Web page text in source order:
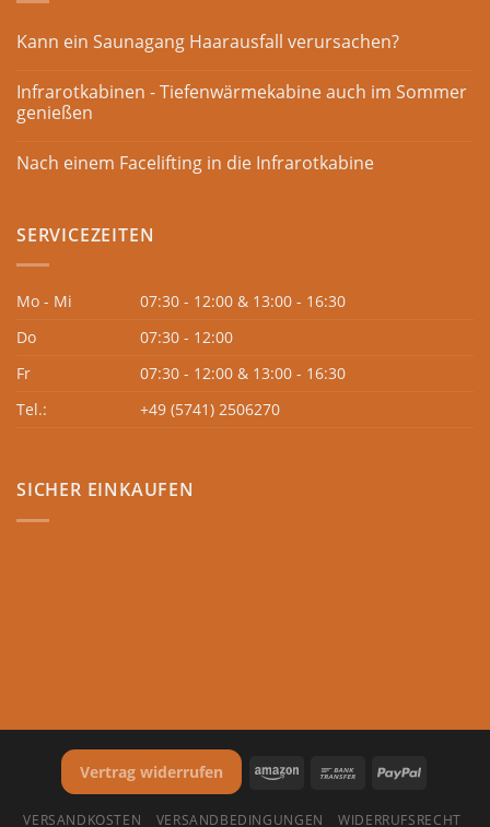
Kann ein Saunagang Haarausfall verursachen?
Infrarotkabinen - Tiefenwärmekabine auch im Sommer
genießen
Nach einem Facelifting in die Infrarotkabine
SERVICEZEITEN
Mo - Mi
07:30 - 12:00 & 13:00 - 16:30
Do
07:30 - 12:00
Fr
07:30 - 12:00 & 13:00 - 16:30
Tel.:
+49 (5741) 2506270
SICHER EINKAUFEN
Vertrag widerrufen
VERSANDKOSTEN VERSANDBEDINGUNGEN WIDERRUFSRECHT